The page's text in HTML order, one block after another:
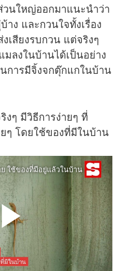
วนใหญ่ออกมาแนะนำว่า
ง และกวนใจทั้งเรื่อง
เสียงรบกวน แต่จริงๆ
ลงในบ้านได้เป็นอย่าง
การมีจิ้งจกตุ๊กแกในบ้าน
งๆ มีวิธีการง่ายๆ ที่
ๆ โดยใช้ของที่มีในบ้าน